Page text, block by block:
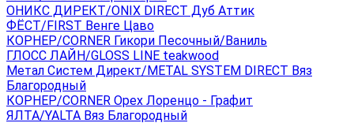
ОНИКС ДИРЕКТ/ONIX DIRECT Дуб Аттик
ФЁСТ/FIRST Венге Цаво
КОРНЕР/CORNER Гикори Песочный/Ваниль
ГЛОСС ЛАЙН/GLOSS LINE teakwood
Метал Систем Директ/METAL SYSTEM DIRECT Вяз
Благородный
КОРНЕР/CORNER Орех Лоренцо - Графит
ЯЛТА/YALTA Вяз Благородный